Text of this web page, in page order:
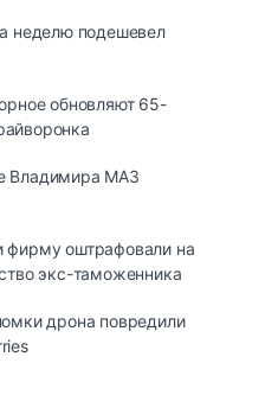
неделю подешевел
обновляют 65-
Владимира МАЗ
фирму оштрафовали на
экс-таможенника
дрона повредили